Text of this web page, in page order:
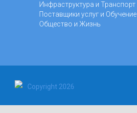
Инфраструктура и Транспорт
Поставщики услуг и Обучение
Общество и Жизнь
Copyright 2026